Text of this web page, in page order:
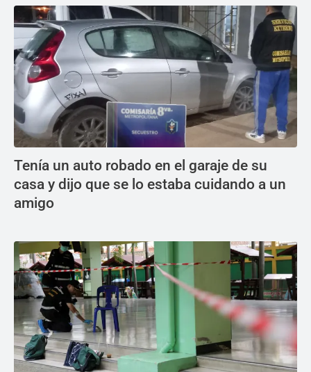
Tenía un auto robado en el garaje de su
casa y dijo que se lo estaba cuidando a un
amigo